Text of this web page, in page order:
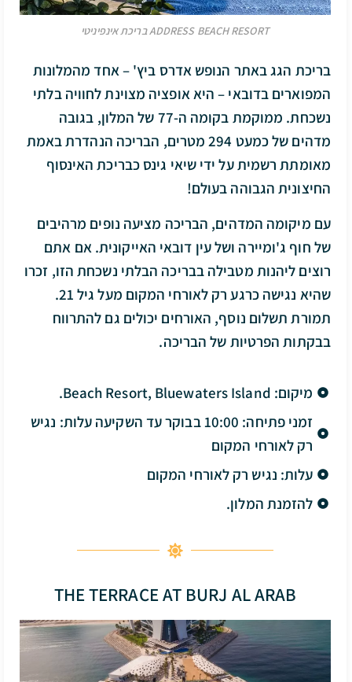
ADDRESS BEACH RESORT בריכת אינפיניטי
בריכת הגג באתר הנופש אדרס ביץ' – אחד מהמלונות
המפוארים בדובאי – היא אופציה מצוינת לחוויה בלתי
נשכחת. ממוקמת בקומה ה-77 של המלון, בגובה
מדהים של כמעט 294 מטרים, הבריכה הנהדרת באמת
מאומתת רשמית על ידי שיאי גינס כבריכת האינסוף
החיצונית הגבוהה בעולם!
עם מיקומה המדהים, הבריכה מציעה נופים מרהיבים
של חוף ג'ומיירה ושל עין דובאי האייקונית. אם אתם
רוצים ליהנות מטבילה בבריכה הבלתי נשכחת הזו, זכרו
שהיא נגישה כרגע רק לאורחי המקום מעל גיל 21.
תמורת תשלום נוסף, האורחים יכולים גם להתרווח
בבקתות הפרטיות של הבריכה.
מיקום: Beach Resort, Bluewaters Island.
זמני פתיחה: 10:00 בבוקר עד השקיעה עלות: נגיש
רק לאורחי המקום
עלות: נגיש רק לאורחי המקום
להזמנת המלון.
THE TERRACE AT BURJ AL ARAB